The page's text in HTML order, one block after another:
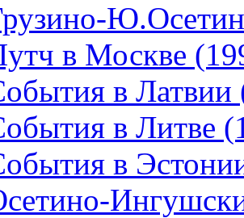
в Москве
в Латвии
в Литве
в